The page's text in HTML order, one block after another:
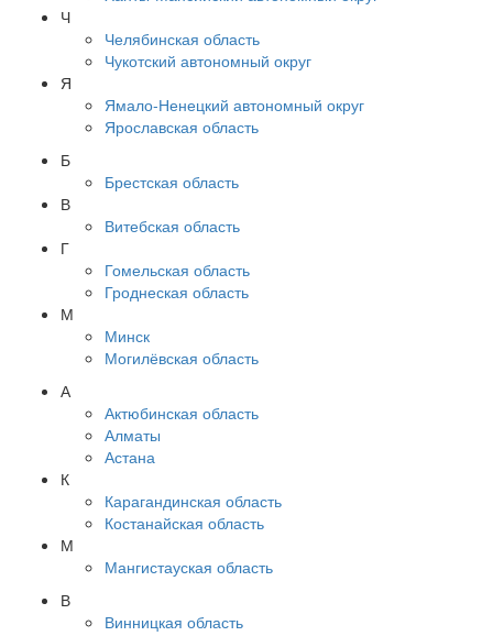
Ч
Челябинская область
Чукотский автономный округ
Я
Ямало-Ненецкий автономный округ
Ярославская область
Б
Брестская область
В
Витебская область
Г
Гомельская область
Гроднеская область
М
Минск
Могилёвская область
А
Актюбинская область
Алматы
Астана
К
Карагандинская область
Костанайская область
М
Мангистауская область
В
Винницкая область